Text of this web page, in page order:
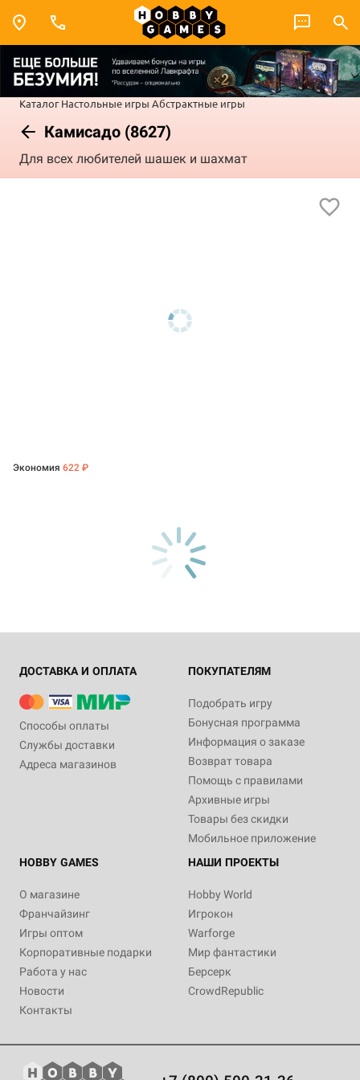
Каталог Настольные игры Абстрактные игры
Камисадо (8627)
Для всех любителей шашек и шахмат
Экономия 622 ₽
ДОСТАВКА И ОПЛАТА
Способы оплаты
Службы доставки
Адреса магазинов
ПОКУПАТЕЛЯМ
Подобрать игру
Бонусная программа
Информация о заказе
Возврат товара
Помощь с правилами
Архивные игры
Товары без скидки
Мобильное приложение
HOBBY GAMES
О магазине
Франчайзинг
Игры оптом
Корпоративные подарки
Работа у нас
Новости
Контакты
НАШИ ПРОЕКТЫ
Hobby World
Игрокон
Warforge
Мир фантастики
Берсерк
CrowdRepublic